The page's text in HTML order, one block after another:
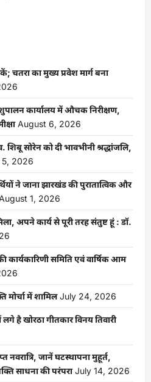
चतरा का मुख्य प्रवेश मार्ग बना
कार्यालय में औचक निरीक्षण,
August 6, 2026
सोरेन को दी भावभीनी श्रद्धांजलि,
2026
ने जाना झारखंड की पुरातात्विक और
1, 2026
अपने कार्य से पूरी तरह संतुष्ट हूं : डॉ.
कार्यकारिणी समिति एवं वार्षिक आम
मोर्चा में शामिल July 24, 2026
है खोरठा गीतकार विनय तिवारी
जानें घटस्थापना मुहूर्त,
साधना की परंपरा July 14, 2026